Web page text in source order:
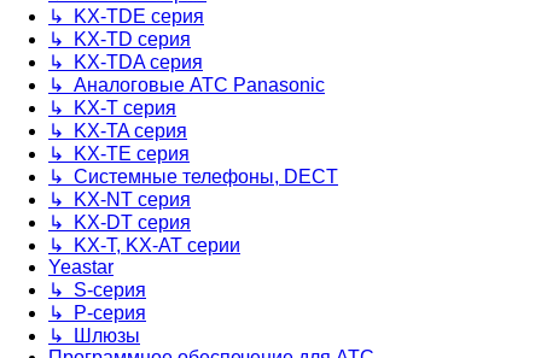
↳ KX-TDE серия
↳ KX-TD серия
↳ KX-TDA серия
↳ Аналоговые АТС Panasonic
↳ KX-T серия
↳ KX-TA серия
↳ KX-TE серия
↳ Системные телефоны, DECT
↳ KX-NT серия
↳ KX-DT серия
↳ KX-T, KX-AT серии
Yeastar
↳ S-серия
↳ P-серия
↳ Шлюзы